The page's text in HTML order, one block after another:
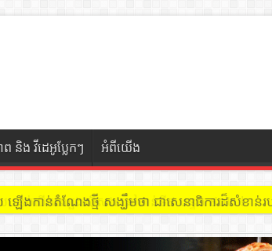
ព និង វីដេអូប្លែកៗ អំពីយើង
បន្ទប់បើកល្បែងសុីសង នៅជាន់ទី៩ បន្ទប់ ៩០២ !